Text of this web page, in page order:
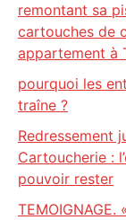
remontant sa
cartouches de
appartement à
pourquoi les
traîne ?
Redressement
Cartoucherie :
pouvoir rester